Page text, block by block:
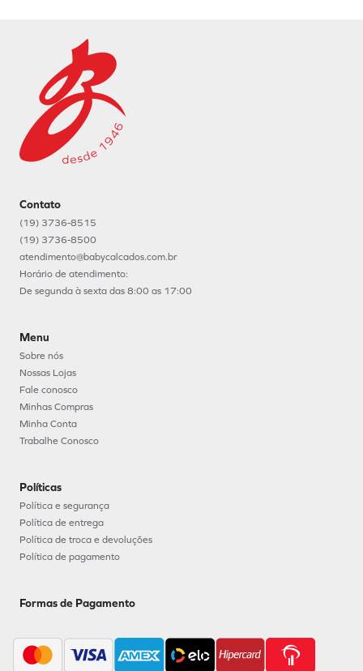
Contato
(19) 3736-8515
(19) 3736-8500
atendimento@babycalcados.com.br
Horário de atendimento:
De segunda à sexta das 8:00 as 17:00
Menu
Sobre nós
Nossas Lojas
Fale conosco
Minhas Compras
Minha Conta
Trabalhe Conosco
Políticas
Política e segurança
Política de entrega
Política de troca e devoluções
Política de pagamento
Formas de Pagamento